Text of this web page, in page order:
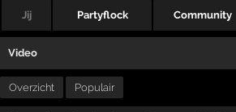
Jij Partyflock Community
Video
Overzicht Populair